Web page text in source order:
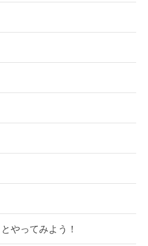
やってみよう！